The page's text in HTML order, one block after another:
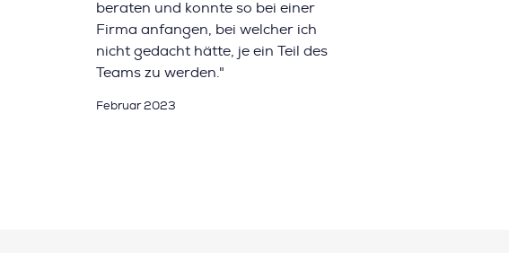
beraten und konnte so bei einer
Firma anfangen, bei welcher ich
nicht gedacht hätte, je ein Teil des
Teams zu werden."
Februar 2023